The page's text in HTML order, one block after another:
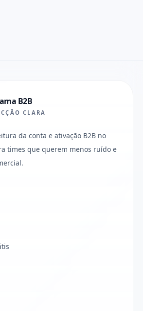
B2B
CLARA
da conta e ativação B2B no
times que querem menos ruído e